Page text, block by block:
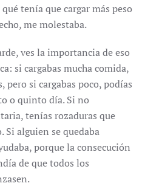
tenía que cargar más peso
me molestaba.
ves la importancia de eso
si cargabas mucha comida,
pero si cargabas poco, podías
o quinto día. Si no
tenías rozaduras que
Si alguien se quedaba
porque la consecución
de que todos los